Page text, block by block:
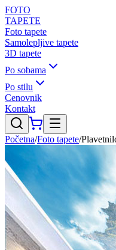
FOTO
TAPETE
Foto tapete
Samolepljive tapete
3D tapete
Po sobama
Po stilu
Cenovnik
Kontakt
Početna/Foto tapete/